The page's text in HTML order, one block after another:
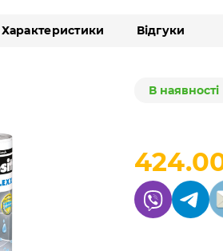
Характеристики Відгуки
В наявності